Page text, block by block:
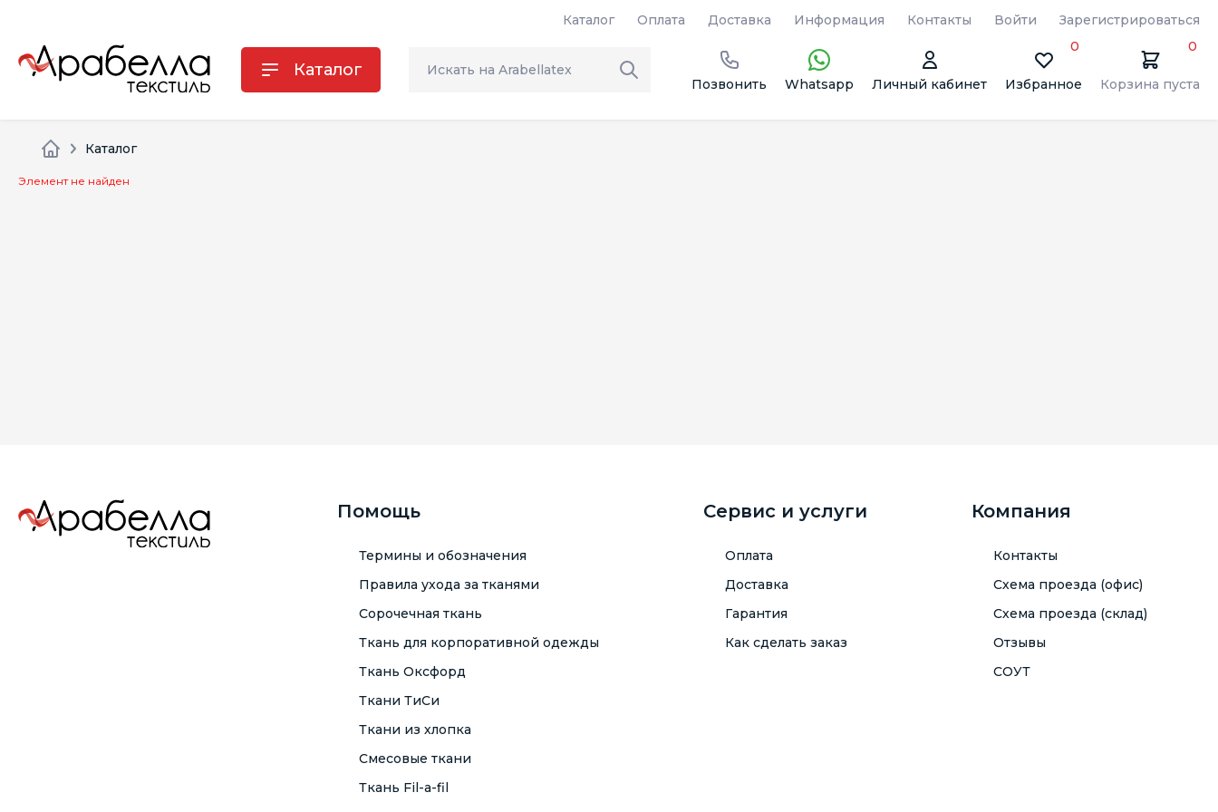
Каталог Оплата Доставка Информация Контакты Войти Зарегистрироваться
Каталог
Позвонить Whatsapp Личный кабинет Избранное
0
Корзина пуста
0
Каталог
Элемент не найден
Помощь
Термины и обозначения
Правила ухода за тканями
Сорочечная ткань
Ткань для корпоративной одежды
Ткань Оксфорд
Ткани ТиСи
Ткани из хлопка
Смесовые ткани
Ткань Fil-a-fil
Сервис и услуги
Оплата
Доставка
Гарантия
Как сделать заказ
Компания
Контакты
Схема проезда (офис)
Схема проезда (склад)
Отзывы
СОУТ